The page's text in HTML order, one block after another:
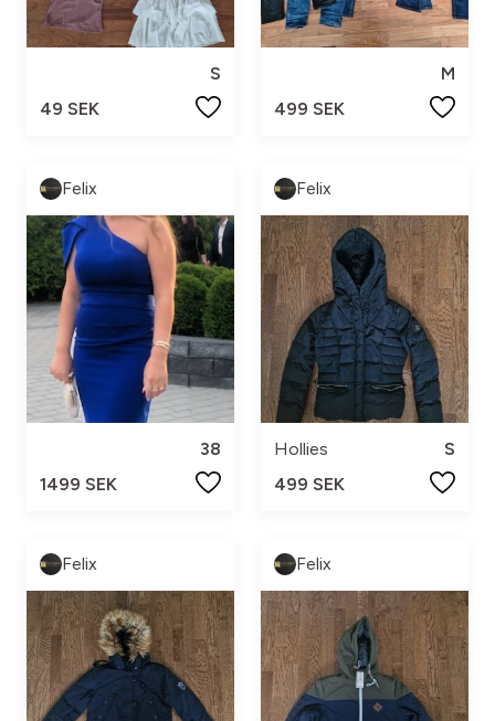
S
49 SEK
M
499 SEK
Felix
38
1499 SEK
Felix
Hollies
S
499 SEK
Felix Felix